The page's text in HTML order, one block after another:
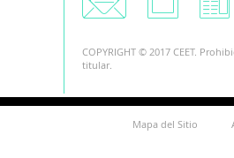
COPYRIGHT © 2017 CEET.
titular.
Mapa del Sitio